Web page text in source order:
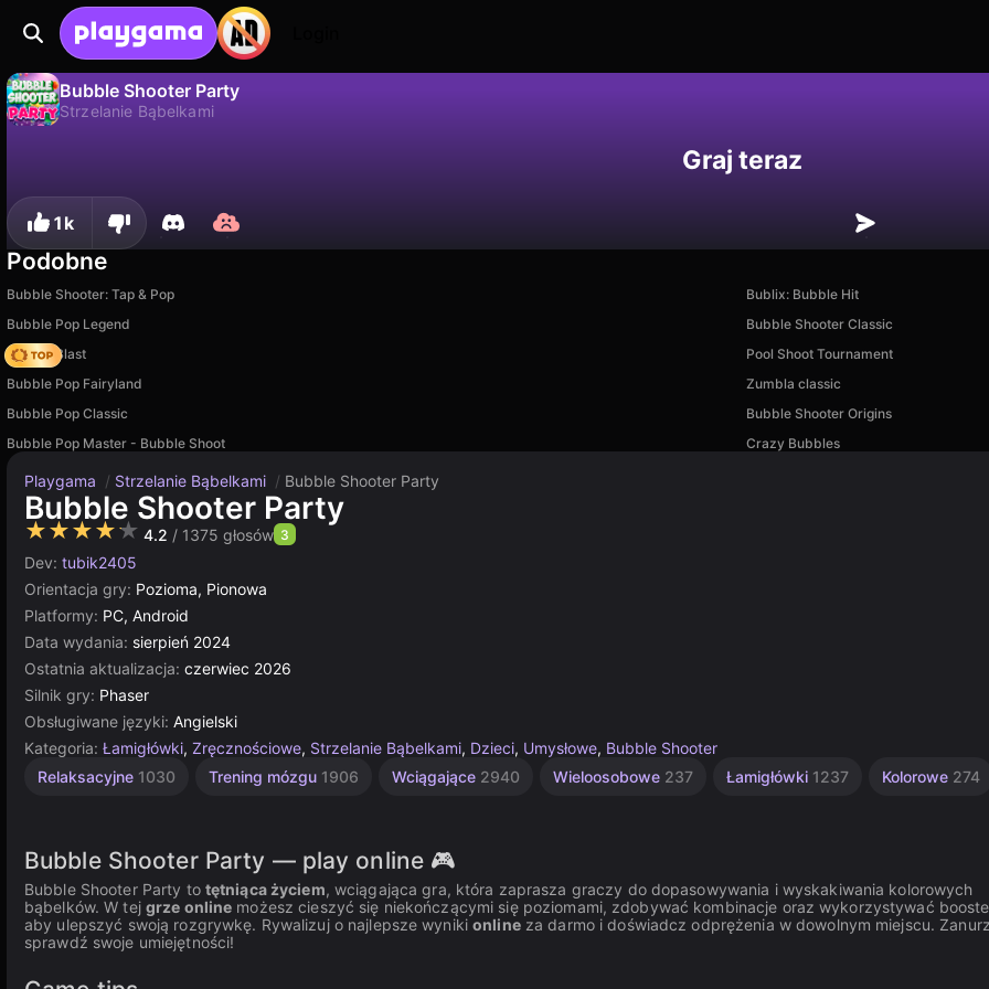
Bubble Shooter Party
Strzelanie Bąbelkami
Graj teraz
1k
Podobne
Bubble Shooter: Tap & Pop
Bublix: Bubble Hit
Bubble Pop Legend
Bubble Shooter Classic
Bubble Blast
Pool Shoot Tournament
Bubble Pop Fairyland
Zumbla classic
Bubble Pop Classic
Bubble Shooter Origins
Bubble Pop Master - Bubble Shoot
Crazy Bubbles
Playgama / Strzelanie Bąbelkami / Bubble Shooter Party
Bubble Shooter Party
★★★★★ 4.2 / 1375 głosów 3
Dev: tubik2405
Orientacja gry: Pozioma, Pionowa
Platformy: PC, Android
Data wydania: sierpień 2024
Ostatnia aktualizacja: czerwiec 2026
Silnik gry: Phaser
Obsługiwane języki: Angielski
Kategoria: Łamigłówki, Zręcznościowe, Strzelanie Bąbelkami, Dzieci, Umysłowe, Bubble Shooter
Relaksacyjne 1030 Trening mózgu 1906 Wciągające 2940 Wieloosobowe 237 Łamigłówki 1237 Kolorowe 274
Komputerowe
Jednoosobowe
Pixel
Multiplayer
Bubble Shooter Party — play online 🎮
Bubble Shooter Party to tętniąca życiem, wciągająca gra, która zaprasza graczy do dopasowywania i wyskakiwania kolorowych
bąbelków. W tej grze online możesz cieszyć się niekończącymi się poziomami, zdobywać kombinacje oraz wykorzystywać
aby ulepszyć swoją rozgrywkę. Rywalizuj o najlepsze wynikionlineza darmo i doświadcz odprężenia w dowolnym miejscu.
sprawdź swoje umiejętności!